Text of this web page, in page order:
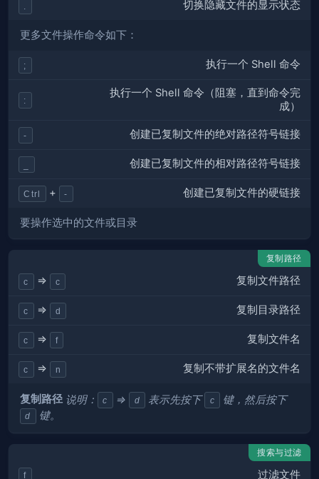
切换隐藏文件的显示状态
更多文件操作命令如下：
; 执行一个 Shell 命令
:
执行一个 Shell 命令（阻塞，直到命令完
成）
- 创建已复制文件的绝对路径符号链接
创建已复制文件的相对路径符号链接
Ctrl + - 创建已复制文件的硬链接
要操作选中的文件或目录
复制路径
c ⇒ c 复制文件路径
c ⇒ d 复制目录路径
c ⇒ f 复制文件名
c ⇒ n 复制不带扩展名的文件名
复制路径 说明： c ⇒ d 表示先按下 c 键，然后按下
d 键。
搜索与过滤
f 过滤文件